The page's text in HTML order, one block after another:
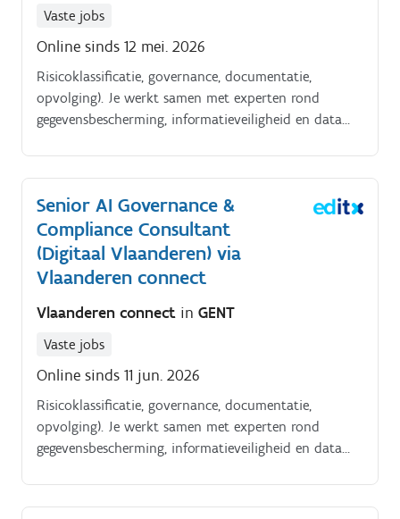
Vaste jobs
Online sinds 12 mei. 2026
Risicoklassificatie, governance, documentatie,
opvolging). Je werkt samen met experten rond
gegevensbescherming, informatieveiligheid en data
Senior AI Governance &
Compliance Consultant
(Digitaal Vlaanderen) via
Vlaanderen connect
Vlaanderen connect in GENT
Vaste jobs
Online sinds 11 jun. 2026
Risicoklassificatie, governance, documentatie,
opvolging). Je werkt samen met experten rond
gegevensbescherming, informatieveiligheid en data